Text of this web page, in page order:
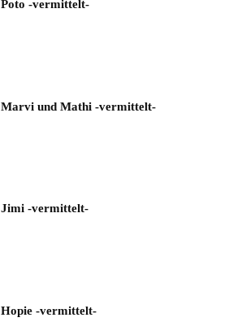
Poto -vermittelt-
Marvi und Mathi -vermittelt-
Jimi -vermittelt-
Hopie -vermittelt-